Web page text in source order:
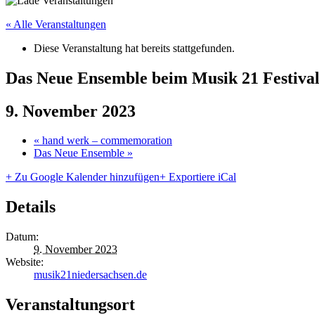
« Alle Veranstaltungen
Diese Veranstaltung hat bereits stattgefunden.
Das Neue Ensemble beim Musik 21 Festival
9. November 2023
« hand werk – commemoration
Das Neue Ensemble »
+ Zu Google Kalender hinzufügen+ Exportiere iCal
Details
Datum:
9. November 2023
Website:
musik21niedersachsen.de
Veranstaltungsort